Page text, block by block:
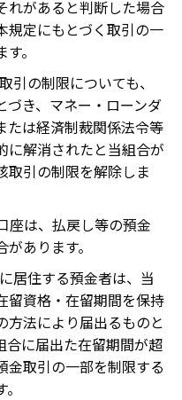
れがあると判断した場合
規定にもとづく取引の一
。
引の制限についても、
づき、マネー・ローンダ
たは経済制裁関係法令等
に解消されたと当組合が
取引の制限を解除しま
座は、払戻し等の預金
あります。
居住する預金者は、当
留資格・在留期間を保持
方法により届出るものと
合に届出た在留期間が超
金取引の一部を制限する